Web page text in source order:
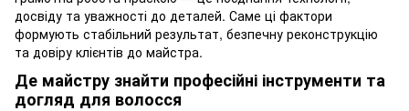
досвіду та уважності до деталей. Саме ці фактори
формують стабільний результат, безпечну реконструкцію
та довіру клієнтів до майстра.
Де майстру знайти професійні інструменти та
догляд для волосся